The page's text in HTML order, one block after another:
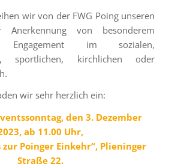
wir von der FWG Poing unseren
Anerkennung von besonderem
Engagement im sozialen,
sportlichen, kirchlichen oder
wir sehr herzlich ein:
den 3. Dezember
ab 11.00 Uhr,
Poinger Einkehr“, Plieninger
Straße 22.